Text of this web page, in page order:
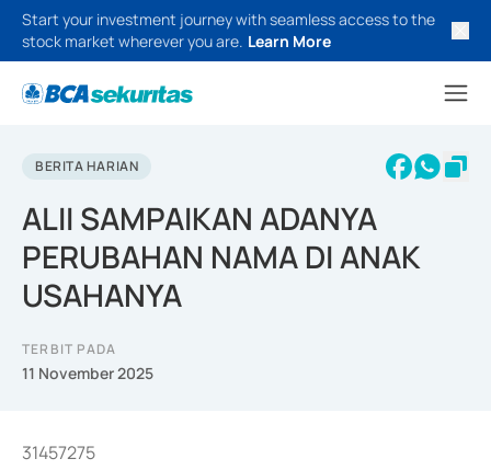
Start your investment journey with seamless access to the
stock market wherever you are. Learn More
BERITA HARIAN
ALII SAMPAIKAN ADANYA
PERUBAHAN NAMA DI ANAK
USAHANYA
TERBIT PADA
11 November 2025
31457275